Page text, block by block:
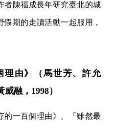
者陳福成長年研究臺北的城
期的走讀活動一起服用，
理由》（馬世芳、許允
融，1998）
的一百個理由》。「雖然最